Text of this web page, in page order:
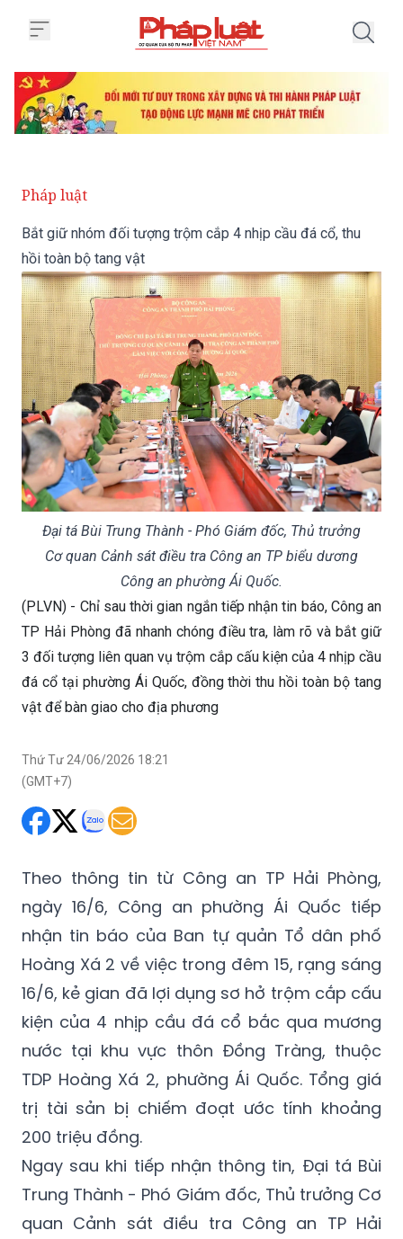
Pháp luật
Bắt giữ nhóm đối tượng trộm cắp 4 nhịp cầu đá cổ, thu
hồi toàn bộ tang vật
Đại tá Bùi Trung Thành - Phó Giám đốc, Thủ trưởng
Cơ quan Cảnh sát điều tra Công an TP biểu dương
Công an phường Ái Quốc.
(PLVN) - Chỉ sau thời gian ngắn tiếp nhận tin báo, Công an
TP Hải Phòng đã nhanh chóng điều tra, làm rõ và bắt giữ
3 đối tượng liên quan vụ trộm cắp cấu kiện của 4 nhịp cầu
đá cổ tại phường Ái Quốc, đồng thời thu hồi toàn bộ tang
vật để bàn giao cho địa phương
Thứ Tư 24/06/2026 18:21
(GMT+7)
Theo thông tin từ Công an TP Hải Phòng,
ngày 16/6, Công an phường Ái Quốc tiếp
nhận tin báo của Ban tự quản Tổ dân phố
Hoàng Xá 2 về việc trong đêm 15, rạng sáng
16/6, kẻ gian đã lợi dụng sơ hở trộm cắp cấu
kiện của 4 nhịp cầu đá cổ bắc qua mương
nước tại khu vực thôn Đồng Tràng, thuộc
TDP Hoàng Xá 2, phường Ái Quốc. Tổng giá
trị tài sản bị chiếm đoạt ước tính khoảng
200 triệu đồng.
Ngay sau khi tiếp nhận thông tin, Đại tá Bùi
Trung Thành - Phó Giám đốc, Thủ trưởng Cơ
quan Cảnh sát điều tra Công an TP Hải